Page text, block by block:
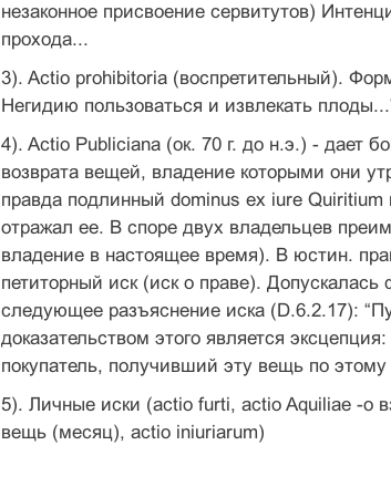
незаконное присвоение сервитутов)
прохода...
3). Actio prohibitoria (воспретительный).
Негидию пользоваться и извлекать
4). Actio Publiciana (ок. 70 г. до н.э.) - дает
возврата вещей, владение которыми они
правда подлинный dominus ex iure
отражал ее. В споре двух владельцев
владение в настоящее время). В юстин.
петиторный иск (иск о праве).
следующее разъяснение иска (D.6.2.17):
доказательством этого является
покупатель, получивший эту вещь по
5). Личные иски (actio furti, actio Aquiliae -о
вещь (месяц), actio iniuriarum)